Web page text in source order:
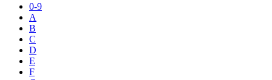
0-9
A
B
C
D
E
F